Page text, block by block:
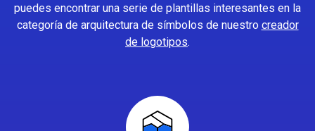
puedes encontrar una serie de plantillas interesantes en la
categoría de arquitectura de símbolos de nuestro creador
de logotipos.